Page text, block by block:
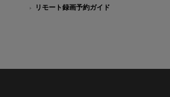
リモート録画予約ガイド